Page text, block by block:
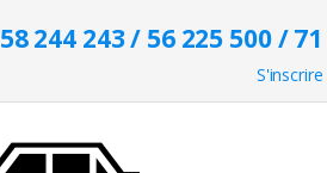
58 244 243 / 56 225 500 /
S'inscrire